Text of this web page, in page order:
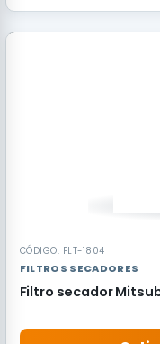
CÓDIGO: FLT-1804
FILTROS SECADORES
Filtro secador